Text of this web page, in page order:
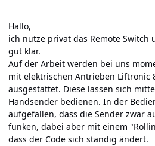
Hallo,
ich nutze privat das Remote Switch
gut klar.
Auf der Arbeit werden bei uns
mit elektrischen Antrieben Liftronic
ausgestattet. Diese lassen sich
Handsender bedienen. In der
aufgefallen, dass die Sender zwar
funken, dabei aber mit einem
dass der Code sich ständig ändert.